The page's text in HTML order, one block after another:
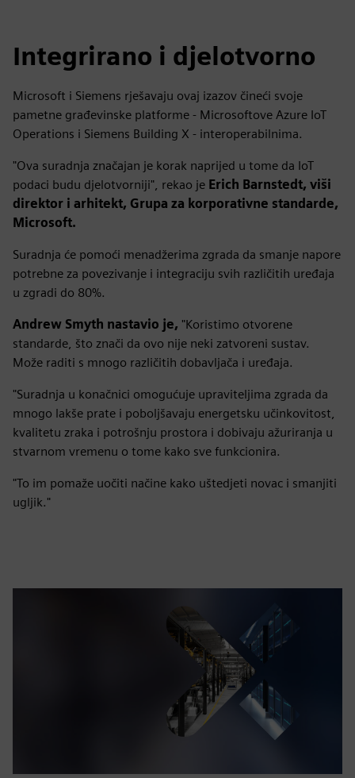
Integrirano i djelotvorno
Microsoft i Siemens rješavaju ovaj izazov čineći svoje
pametne građevinske platforme - Microsoftove Azure IoT
Operations i Siemens Building X - interoperabilnima.
"Ova suradnja značajan je korak naprijed u tome da IoT
podaci budu djelotvorniji", rekao je Erich Barnstedt, viši
direktor i arhitekt, Grupa za korporativne standarde,
Microsoft.
Suradnja će pomoći menadžerima zgrada da smanje napore
potrebne za povezivanje i integraciju svih različitih uređaja
u zgradi do 80%.
Andrew Smyth nastavio je, "Koristimo otvorene
standarde, što znači da ovo nije neki zatvoreni sustav.
Može raditi s mnogo različitih dobavljača i uređaja.
"Suradnja u konačnici omogućuje upraviteljima zgrada da
mnogo lakše prate i poboljšavaju energetsku učinkovitost,
kvalitetu zraka i potrošnju prostora i dobivaju ažuriranja u
stvarnom vremenu o tome kako sve funkcionira.
"To im pomaže uočiti načine kako uštedjeti novac i smanjiti
ugljik."